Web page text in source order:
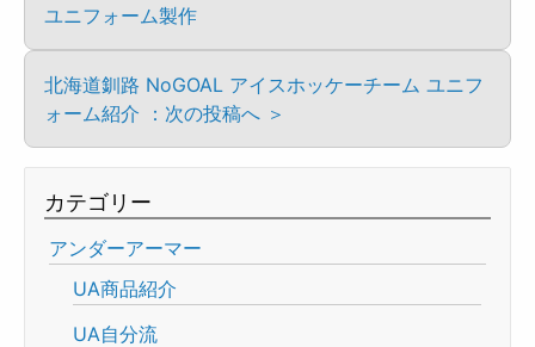
ユニフォーム製作
北海道釧路 NoGOAL アイスホッケーチーム ユニフ
ォーム紹介 ：次の投稿へ ＞
カテゴリー
アンダーアーマー
UA商品紹介
UA自分流